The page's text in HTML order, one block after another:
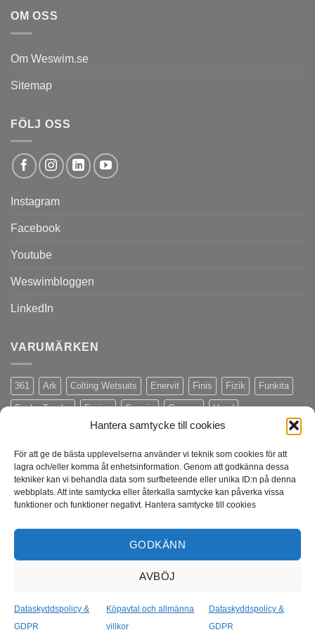
Hantera samtycke till cookies
För att ge de bästa upplevelserna använder vi teknik som cookies för att
lagra och/eller komma åt enhetsinformation. Genom att godkänna dessa
tekniker kan vi behandla data som surfbeteende eller unika ID:n på denna
webbplats. Att inte samtycka eller återkalla samtycke kan påverka vissa
funktioner och funktioner negativt. Hantera samtycke till cookies
GODKÄNN
AVBÖJ
Dataskyddspolicy &
GDPR
Köpavtal och allmänna
villkor
Dataskyddspolicy &
GDPR
OM OSS
Om Weswim.se
Sitemap
FÖLJ OSS
Instagram
Facebook
Youtube
Weswimbloggen
LinkedIn
VARUMÄRKEN
361 Ark Colting Wetsuits Enervit Finis Fizik Funkita
Funky Trunks Fusion Garmin Gococo Head
Ism Malmsten Maurten Merida
Muc-Off Naits On Running Orca Outlet Profile Design
Rudy Project Schwalbe Seger Shimano Snigel Stac
Swimrun Swimrunners Tacx Thule Topeak Trangia
Zone3
Swish
(SE)
Stripe Visa MasterCardAmerican